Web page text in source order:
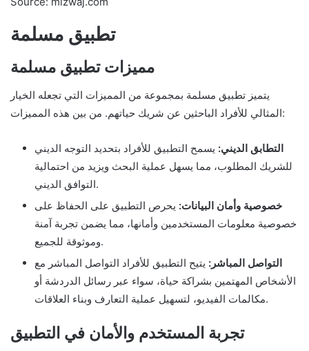
تطبيق مسلمة
مميزات تطبيق مسلمة
يتميز تطبيق مسلمة بمجموعة من المميزات التي تجعله الخيار
المثالي للأفراد الباحثين عن شريك حياتهم. من بين هذه المميزات:
التطابق الديني: يسمح التطبيق للأفراد بتحديد التوجه الديني
للشريك المطلوب، مما يسهل عملية البحث ويزيد من احتمالية
التوافق الديني.
خصوصية وأمان البيانات: يحرص التطبيق على الحفاظ على
خصوصية معلومات المستخدمين وأمانها، مما يضمن تجربة آمنة
وموثوقة للجميع.
التواصل المباشر: يتيح التطبيق للأفراد التواصل المباشر مع
الأشخاص المهتمين بشراكة حياة، سواء عبر رسائل الدردشة أو
مكالمات الفيديو، لتسهيل عملية التعارف وبناء العلاقات.
تجربة المستخدم والأمان في التطبيق